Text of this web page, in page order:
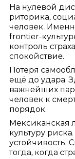
На нулевой
риторика,
человек.
frontier-
контроль
спокойствие.
Потеря
ещё до удара.
важнейших
человек к
порядок.
Мексиканская
культуру
устойчивость.
тогда, когда